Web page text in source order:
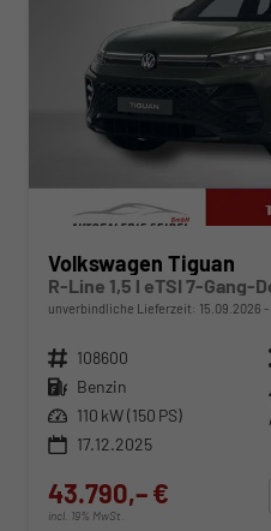
Volkswagen Tiguan
unverbindliche Lieferzeit: 15.09.2026
Fahrzeugnr. 108600
Kraftstoff Benzin
Leistung 110 kW (150 PS)
17.12.2025
43.790,– €
incl. 19% MwSt.